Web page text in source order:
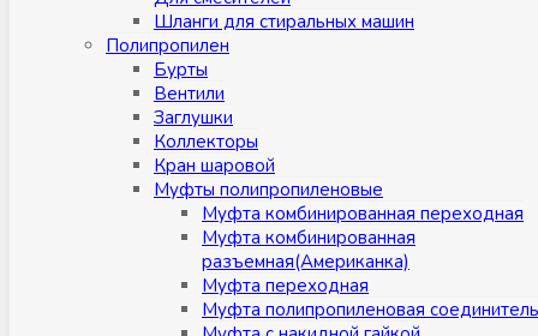
Шланги для стиральных машин
Полипропилен
Бурты
Вентили
Заглушки
Коллекторы
Кран шаровой
Муфты полипропиленовые
Муфта комбинированная переходная
Муфта комбинированная
разъемная(Американка)
Муфта переходная
Муфта полипропиленовая